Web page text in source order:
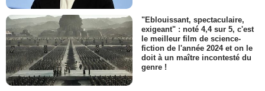
"Eblouissant, spectaculaire,
exigeant" : noté 4,4 sur 5, c'est
le meilleur film de science-
fiction de l'année 2024 et on le
doit à un maître incontesté du
genre !